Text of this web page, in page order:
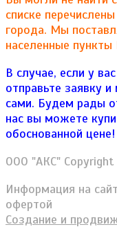
списке
города. Мы
населенные пункты
В случае, если у
отправьте заявку
сами. Будем рады
нас вы можете
обоснованной цене!
ООО "АКС"
Информация на
офертой
Создание и